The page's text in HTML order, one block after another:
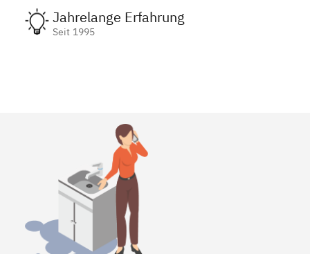
Jahrelange Erfahrung
Seit 1995